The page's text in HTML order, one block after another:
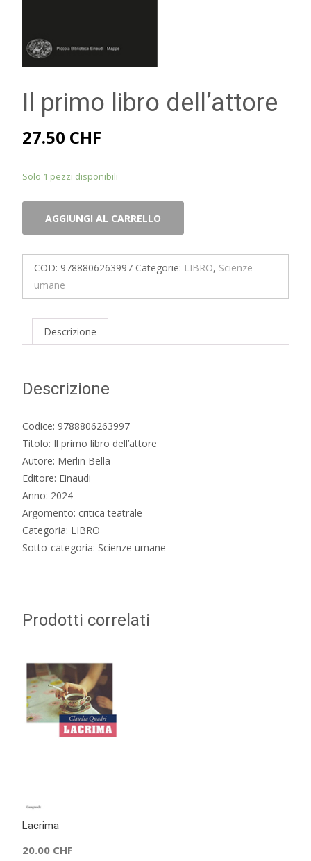
Il primo libro dell’attore
27.50 CHF
Solo 1 pezzi disponibili
primo
dell'attore
AGGIUNGI AL CARRELLO
COD: 9788806263997 Categorie: LIBRO, Scienze
umane
Descrizione
Descrizione
Codice: 9788806263997
Titolo: Il primo libro dell’attore
Autore: Merlin Bella
Editore: Einaudi
Anno: 2024
Argomento: critica teatrale
Categoria: LIBRO
Sotto-categoria: Scienze umane
Prodotti correlati
Lacrima
20.00 CHF